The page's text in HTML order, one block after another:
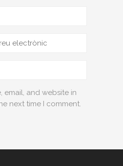
email, and website in
next time I comment.